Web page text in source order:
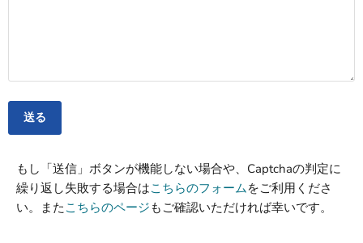
送る
もし「送信」ボタンが機能しない場合や、Captchaの判定に
繰り返し失敗する場合はこちらのフォームをご利用くださ
い。またこちらのページ もご確認いただければ幸いです。